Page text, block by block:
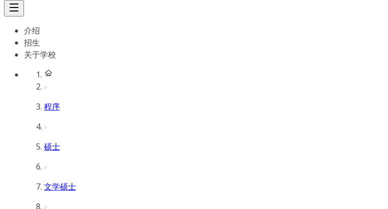
介绍
招生
关于学校
程序
硕士
文学硕士